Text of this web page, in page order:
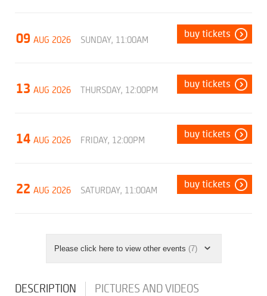
09 AUG 2026 SUNDAY, 11:00AM
buy tickets
13 AUG 2026 THURSDAY, 12:00PM
buy tickets
14 AUG 2026 FRIDAY, 12:00PM
buy tickets
22 AUG 2026 SATURDAY, 11:00AM
buy tickets
Please click here to view other events (7)
DESCRIPTION PICTURES AND VIDEOS